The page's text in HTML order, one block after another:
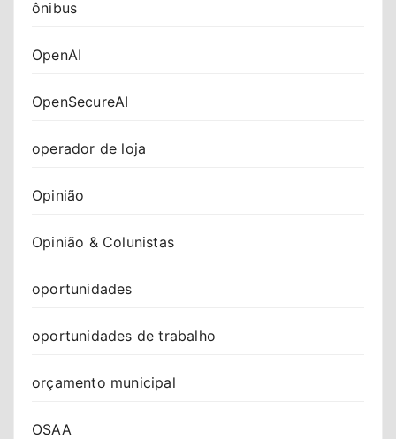
ônibus
OpenAI
OpenSecureAI
operador de loja
Opinião
Opinião & Colunistas
oportunidades
oportunidades de trabalho
orçamento municipal
OSAA